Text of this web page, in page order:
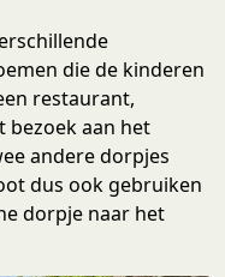
die de kinderen
restaurant,
bezoek aan het
andere dorpjes
dus ook gebruiken
dorpje naar het